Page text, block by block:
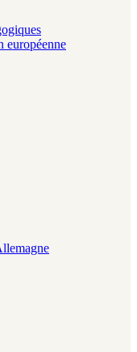
européenne